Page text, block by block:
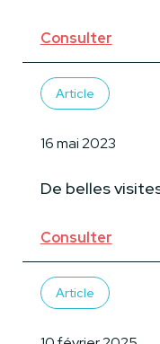
Consulter
De belles
Article
16 mai 2023
Consulter
Article